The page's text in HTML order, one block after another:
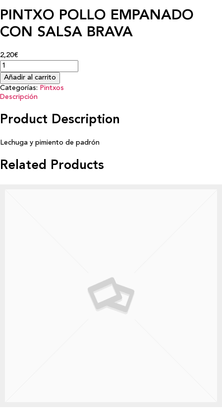
PINTXO POLLO EMPANADO
CON SALSA BRAVA
2,20€
Añadir al carrito
Categorías: Pintxos
Descripción
Product Description
Lechuga y pimiento de padrón
Related Products